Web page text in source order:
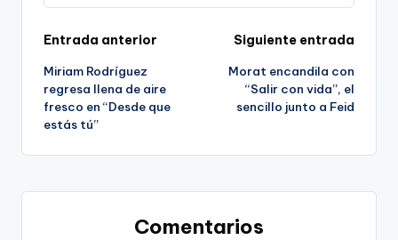
Navegación
de
entradas
Entrada anterior
Miriam Rodríguez
regresa llena de aire
fresco en “Desde que
estás tú”
Siguiente entrada
Morat encandila con
“Salir con vida”, el
sencillo junto a Feid
Comentarios